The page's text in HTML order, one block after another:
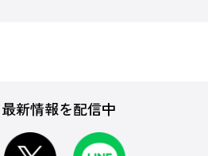
新情報を配信中